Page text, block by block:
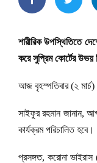
শারীরিক উপস্থিতিতে
করে সুপ্রিম কোর্টের উভয়
আজ বৃহস্পতিবার (২ মার্চ)
সাইফুর রহমান জানান,
কার্যক্রম পরিচালিত
প্রসঙ্গত, করোনা